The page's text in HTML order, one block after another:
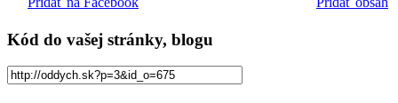
Kód do vašej stránky, blogu